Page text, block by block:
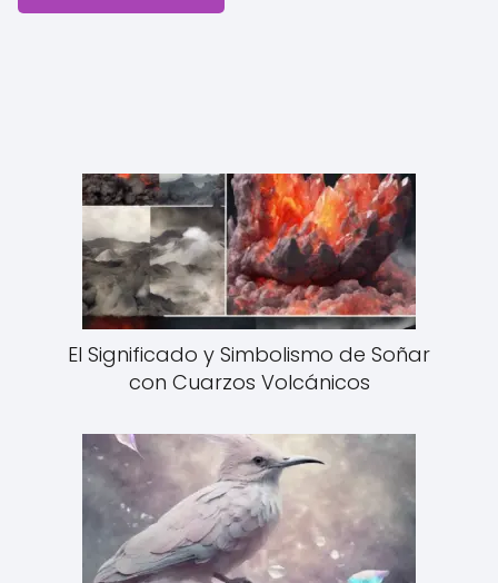
El Significado y Simbolismo de Soñar
con Cuarzos Volcánicos